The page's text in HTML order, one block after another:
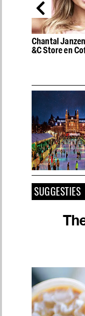
Chantal
&C Store en
SUGGESTIES